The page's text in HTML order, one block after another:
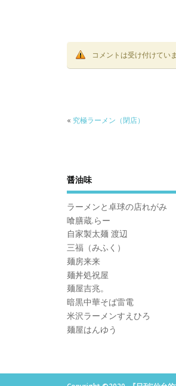
コメントは受け付けてい
« 究極ラーメン（閉店）
醤油味
ラーメンと卓球の店れがみ
喰膳蔵.らー
自家製太麺 渡辺
三福（みふく）
麺房来来
麺丼処祝屋
麺屋吉兆。
暗黒中華そば雷電
米沢ラーメンすえひろ
麺屋はんゆう